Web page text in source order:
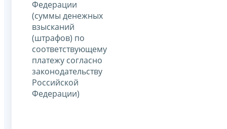
Федерации
(суммы денежных
взысканий
(штрафов) по
соответствующему
платежу согласно
законодательству
Российской
Федерации)